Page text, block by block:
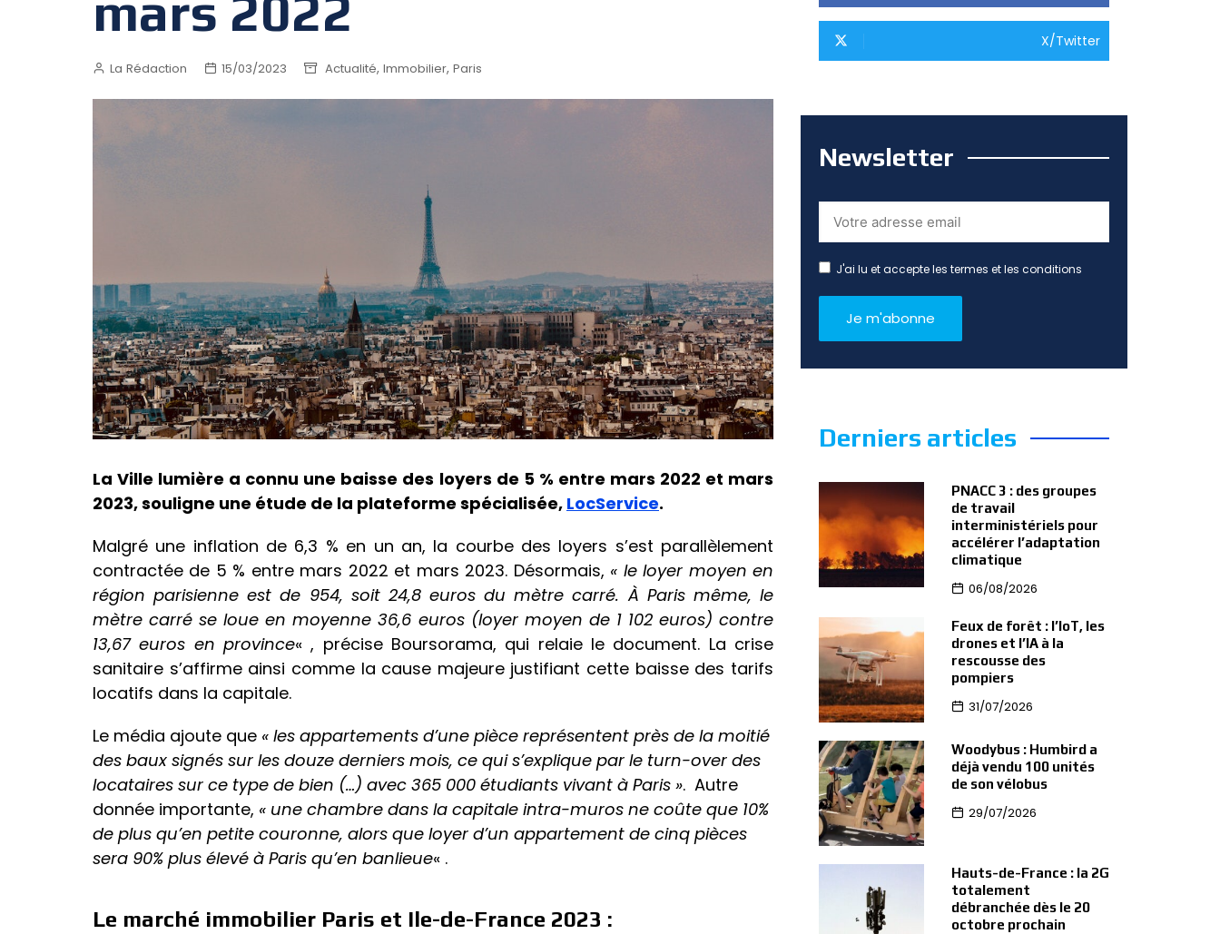
La Rédaction 15/03/2023 Actualité, Immobilier, Paris
La Ville lumière a connu une baisse des loyers de 5 % entre mars 2022 et mars
2023, souligne une étude de la plateforme spécialisée, LocService.
Malgré une inflation de 6,3 % en un an, la courbe des loyers s’est parallèlement
contractée de 5 % entre mars 2022 et mars 2023. Désormais, « le loyer moyen en
région parisienne est de 954, soit 24,8 euros du mètre carré. À Paris même, le
mètre carré se loue en moyenne 36,6 euros (loyer moyen de 1 102 euros) contre
13,67 euros en province« , précise Boursorama, qui relaie le document. La crise
sanitaire s’affirme ainsi comme la cause majeure justifiant cette baisse des tarifs
locatifs dans la capitale.
Le média ajoute que « les appartements d’une pièce représentent près de la moitié
des baux signés sur les douze derniers mois, ce qui s’explique par le turn-over des
locataires sur ce type de bien (…) avec 365 000 étudiants vivant à Paris ». Autre
donnée importante, « une chambre dans la capitale intra-muros ne coûte que 10%
de plus qu’en petite couronne, alors que loyer d’un appartement de cinq pièces
sera 90% plus élevé à Paris qu’en banlieue« .
Le marché immobilier Paris et Ile-de-France 2023 :
X/Twitter
Newsletter
J'ai lu et accepte les termes et les conditions
Derniers articles
PNACC 3 : des groupes
de travail
interministériels pour
accélérer l’adaptation
climatique
06/08/2026
Feux de forêt : l’IoT, les
drones et l’IA à la
rescousse des
pompiers
31/07/2026
Woodybus : Humbird a
déjà vendu 100 unités
de son vélobus
29/07/2026
Hauts-de-France : la 2G
totalement
débranchée dès le 20
octobre prochain